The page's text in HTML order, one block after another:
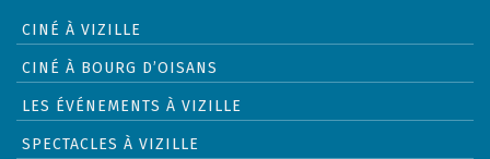
CINÉ À VIZILLE
CINÉ À BOURG D’OISANS
LES ÉVÉNEMENTS À VIZILLE
SPECTACLES À VIZILLE